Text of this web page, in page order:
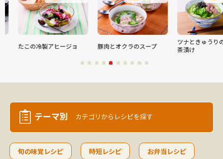
たこの冷製アヒージョ 豚肉とオクラのスープ
ツナときゅうりの
茶漬け
テーマ別 カテゴリから レシピを探す
旬の味覚レシピ 時短レシピ お弁当レシピ